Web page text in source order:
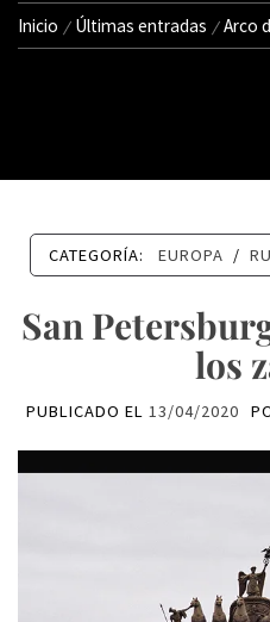
Inicio Últimas entradas Arco
CATEGORÍA: EUROPA /
San
los
PUBLICADO EL 13/04/2020